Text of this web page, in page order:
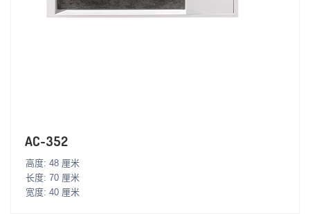
AC-352
高度: 48 厘米
长度: 70 厘米
宽度: 40 厘米